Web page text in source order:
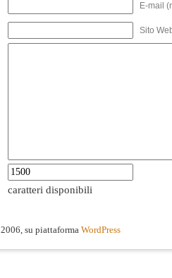
E-mail
Sito
caratteri disponibili
2006, su piattaforma WordPress